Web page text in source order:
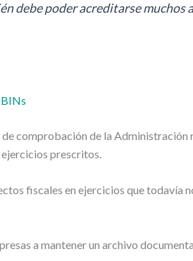
debe poder acreditarse muchos
comprobación de la Administración
prescritos.
fiscales en ejercicios que todavía
a mantener un archivo